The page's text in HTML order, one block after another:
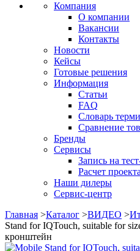
Компания
О компании
Вакансии
Контакты
Новости
Кейсы
Готовые решения
Информация
Статьи
FAQ
Словарь
Сравнение
Бренды
Сервисы
Запись на
Расчет
Наши дилеры
Сервис-центр
Главная >Каталог >ВИДЕО >
Stand for IQTouch, suitable for
кронштейн